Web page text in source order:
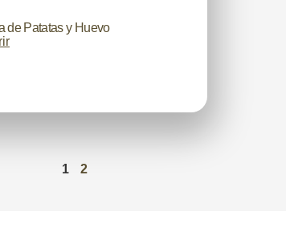
de Patatas y Huevo
1 2